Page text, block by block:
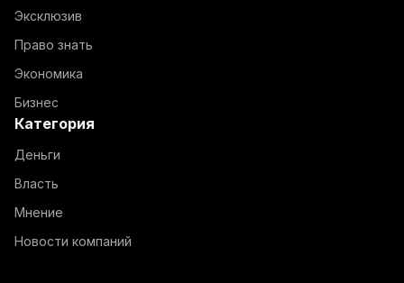
Эксклюзив
Право знать
Экономика
Бизнес
Категория
Деньги
Власть
Мнение
Новости компаний